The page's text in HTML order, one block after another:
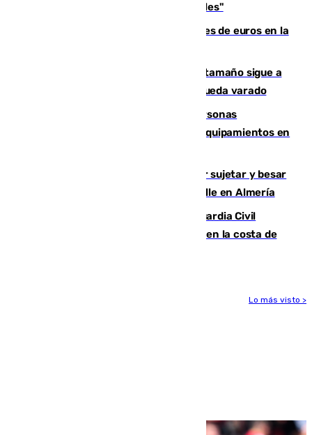
sus controles fronterizos son "temporales"
Sevilla ha invertido más de 6 millones de euros en la
Susto en Marbella: un atún de gran tamaño sigue a
un bañista hasta la orilla de la playa y queda varado
Emvisesa refuerza la atención a personas
vulnerables con cesión de viviendas y equipamientos en
Condenado a dos años de cárcel por sujetar y besar
a una menor tras abordarla en plena calle en Almería
Persecución en Punta Umbría: la Guardia Civil
interviene más de 800 kilos de cocaína en la costa de
Lo más visto >